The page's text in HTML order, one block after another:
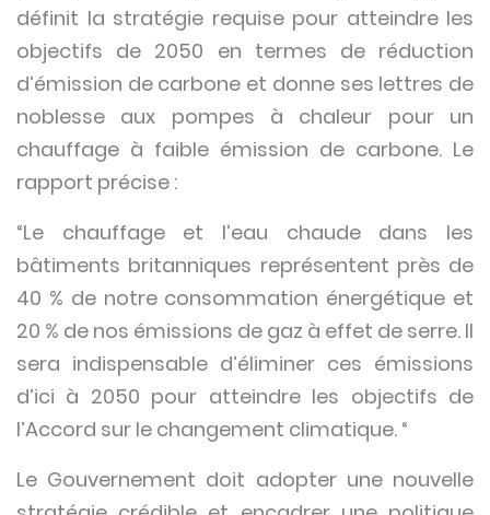
définit la stratégie requise pour atteindre les
objectifs de 2050 en termes de réduction
d’émission de carbone et donne ses lettres de
noblesse aux pompes à chaleur pour un
chauffage à faible émission de carbone. Le
rapport précise :
“Le chauffage et l’eau chaude dans les
bâtiments britanniques représentent près de
40 % de notre consommation énergétique et
20 % de nos émissions de gaz à effet de serre. Il
sera indispensable d’éliminer ces émissions
d’ici à 2050 pour atteindre les objectifs de
l’Accord sur le changement climatique. “
Le Gouvernement doit adopter une nouvelle